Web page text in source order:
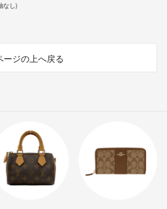
なし)
ージの上へ戻る